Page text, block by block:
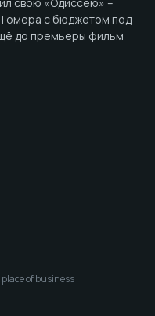
с бюджетом под
до премьеры фильм
of business: